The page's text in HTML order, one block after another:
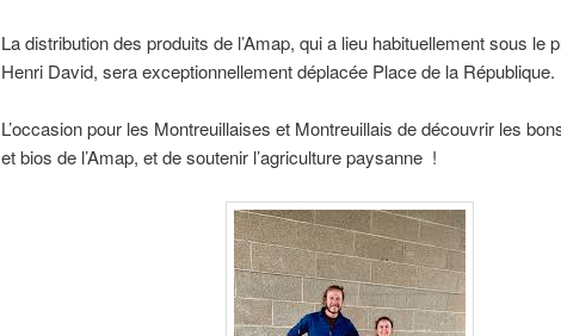
La distribution des produits de l’Amap, qui a lieu habituellement sous le
Henri David, sera exceptionnellement déplacée Place de la République.
L’occasion pour les Montreuillaises et Montreuillais de découvrir les
et bios de l’Amap, et de soutenir l’agriculture paysanne !